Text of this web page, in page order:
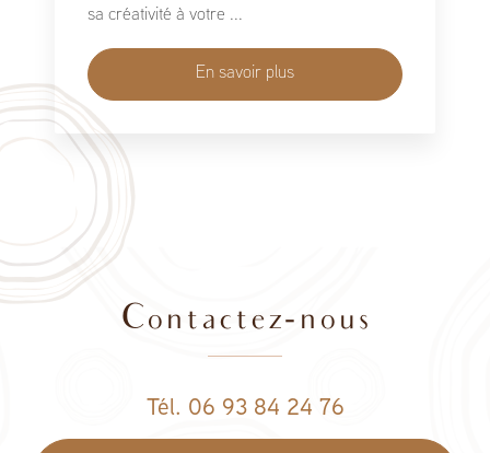
sa créativité à votre ...
En savoir plus
Contactez-nous
Tél. 06 93 84 24 76